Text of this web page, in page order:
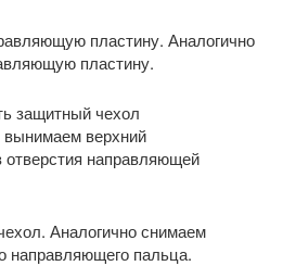
пластину. Аналогично
пластину.
защитный чехол
верхний
направляющей
Аналогично снимаем
направляющего пальца.